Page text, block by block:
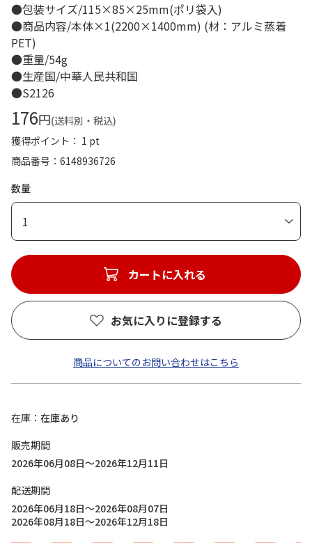
●包装サイズ/115×85×25mm(ポリ袋入)
●商品内容/本体×1(2200×1400mm) (材：アルミ蒸着
PET)
●重量/54g
●生産国/中華人民共和国
●S2126
176円(送料別・税込)
獲得ポイント： 1 pt
商品番号
6148936726
数量
1
カートに入れる
お気に入りに登録する
商品についてのお問い合わせはこちら
在庫
在庫あり
販売期間
2026年06月08日～2026年12月11日
配送期間
2026年06月18日～2026年08月07日
2026年08月18日～2026年12月18日